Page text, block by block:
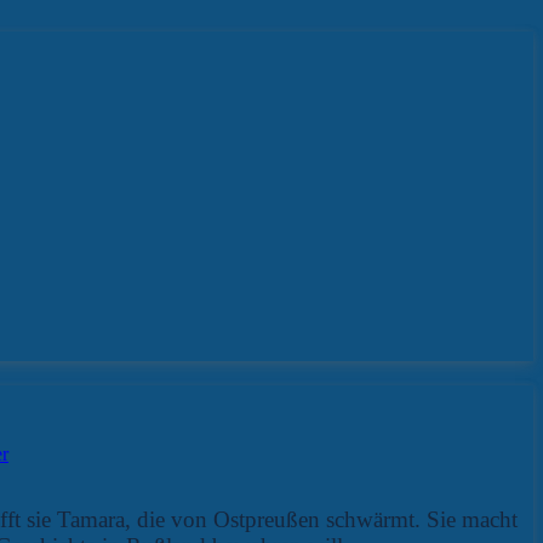
sie Tamara, die von Ostpreußen schwärmt. Sie macht